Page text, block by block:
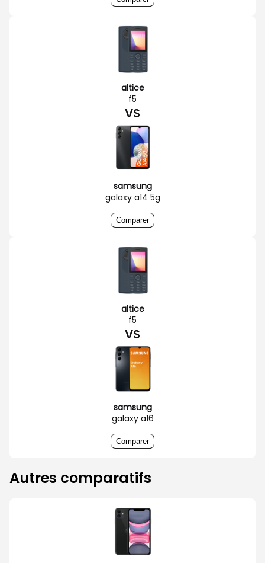
altice
f5
VS
samsung
galaxy a14 5g
Comparer
altice
f5
VS
samsung
galaxy a16
Comparer
Autres comparatifs